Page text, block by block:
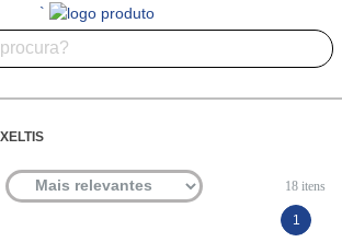
`
18itens
1